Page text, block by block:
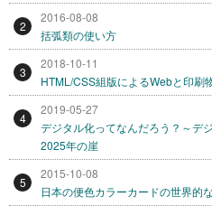
2
2016-08-08
括弧類の使い方
3
2018-10-11
HTML/CSS組版によるWebと印刷
4
2019-05-27
デジタル化ってなんだろう？～デ
2025年の崖
5
2015-10-08
日本の便色カラーカードの世界的